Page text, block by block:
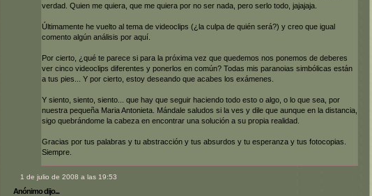
verdad. Quien me quiera, que me quiera por no ser nada, pero serlo todo, jajajaja.
Últimamente he vuelto al tema de videoclips (¿la culpa de quién será?) y creo que igual
comento algún análisis por aquí.
Por cierto, ¿qué te parece si para la próxima vez que quedemos nos ponemos de deberes
ver cinco videoclips diferentes y ponerlos en común? Todas mis paranoias simbólicas están
a tus pies... Y por cierto, estoy deseando que acabes los exámenes.
Y siento, siento, siento... que hay que seguir haciendo todo esto o algo, o lo que sea, por
nuestra pequeña Maria Antonieta. Mándale saludos si la ves y dile que aunque en la distancia,
sigo quebrándome la cabeza en encontrar una solución a su propia realidad.
Gracias por tus palabras y tu abstracción y tus absurdos y tu esperanza y tus fotocopias.
Siempre.
1 de julio de 2008 a las 19:53
Anónimo dijo...